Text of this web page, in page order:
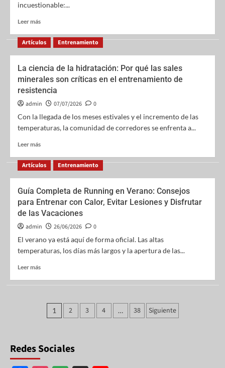
incuestionable:...
Leer más
Artículos Entrenamiento
La ciencia de la hidratación: Por qué las sales
minerales son críticas en el entrenamiento de
resistencia
admin 07/07/2026
0
Con la llegada de los meses estivales y el incremento de las
temperaturas, la comunidad de corredores se enfrenta a...
Leer más
Artículos Entrenamiento
Guía Completa de Running en Verano: Consejos
para Entrenar con Calor, Evitar Lesiones y Disfrutar
de las Vacaciones
admin 26/06/2026
0
El verano ya está aquí de forma oficial. Las altas
temperaturas, los días más largos y la apertura de las...
Leer más
1 2 3 4 … 38 Siguiente
Redes Sociales